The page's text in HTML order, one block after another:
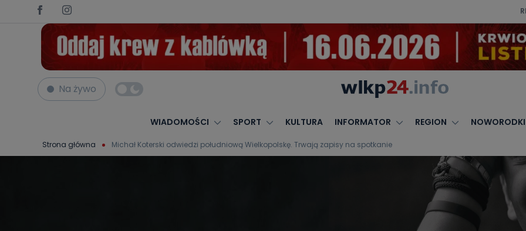
Na żywo
WIADOMOŚCI SPORT KULTURA INFORMATOR REGION NOWORODKI
Strona główna Michał Koterski odwiedzi południową Wielkopolskę. Trwają zapisy na spotkanie